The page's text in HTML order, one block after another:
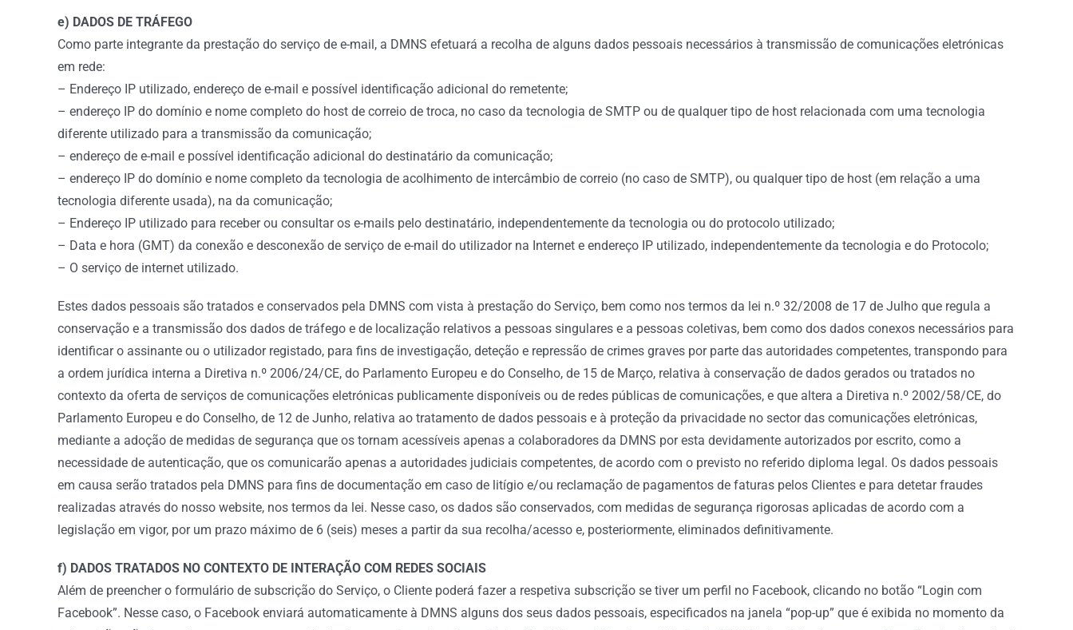
e) DADOS DE TRÁFEGO
Como parte integrante da prestação do serviço de e-mail, a DMNS efetuará a recolha de alguns dados pessoais necessários à transmissão de comunicações eletrónicas
em rede:
– Endereço IP utilizado, endereço de e-mail e possível identificação adicional do remetente;
– endereço IP do domínio e nome completo do host de correio de troca, no caso da tecnologia de SMTP ou de qualquer tipo de host relacionada com uma tecnologia
diferente utilizado para a transmissão da comunicação;
– endereço de e-mail e possível identificação adicional do destinatário da comunicação;
– endereço IP do domínio e nome completo da tecnologia de acolhimento de intercâmbio de correio (no caso de SMTP), ou qualquer tipo de host (em relação a uma
tecnologia diferente usada), na da comunicação;
– Endereço IP utilizado para receber ou consultar os e-mails pelo destinatário, independentemente da tecnologia ou do protocolo utilizado;
– Data e hora (GMT) da conexão e desconexão de serviço de e-mail do utilizador na Internet e endereço IP utilizado, independentemente da tecnologia e do Protocolo;
– O serviço de internet utilizado.
Estes dados pessoais são tratados e conservados pela DMNS com vista à prestação do Serviço, bem como nos termos da lei n.º 32/2008 de 17 de Julho que regula a
conservação e a transmissão dos dados de tráfego e de localização relativos a pessoas singulares e a pessoas coletivas, bem como dos dados conexos necessários para
identificar o assinante ou o utilizador registado, para fins de investigação, deteção e repressão de crimes graves por parte das autoridades competentes, transpondo para
a ordem jurídica interna a Diretiva n.º 2006/24/CE, do Parlamento Europeu e do Conselho, de 15 de Março, relativa à conservação de dados gerados ou tratados no
contexto da oferta de serviços de comunicações eletrónicas publicamente disponíveis ou de redes públicas de comunicações, e que altera a Diretiva n.º 2002/58/CE, do
Parlamento Europeu e do Conselho, de 12 de Junho, relativa ao tratamento de dados pessoais e à proteção da privacidade no sector das comunicações eletrónicas,
mediante a adoção de medidas de segurança que os tornam acessíveis apenas a colaboradores da DMNS por esta devidamente autorizados por escrito, como a
necessidade de autenticação, que os comunicarão apenas a autoridades judiciais competentes, de acordo com o previsto no referido diploma legal. Os dados pessoais
em causa serão tratados pela DMNS para fins de documentação em caso de litígio e/ou reclamação de pagamentos de faturas pelos Clientes e para detetar fraudes
realizadas através do nosso website, nos termos da lei. Nesse caso, os dados são conservados, com medidas de segurança rigorosas aplicadas de acordo com a
legislação em vigor, por um prazo máximo de 6 (seis) meses a partir da sua recolha/acesso e, posteriormente, eliminados definitivamente.
f) DADOS TRATADOS NO CONTEXTO DE INTERAÇÃO COM REDES SOCIAIS
Além de preencher o formulário de subscrição do Serviço, o Cliente poderá fazer a respetiva subscrição se tiver um perfil no Facebook, clicando no botão “Login com
Facebook”. Nesse caso, o Facebook enviará automaticamente à DMNS alguns dos seus dados pessoais, especificados na janela “pop-up” que é exibida no momento da